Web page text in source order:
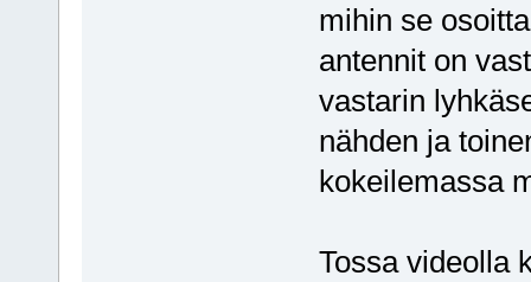
mihin se
antennit on
vastarin
nähden ja
kokeilemassa
Tossa videolla